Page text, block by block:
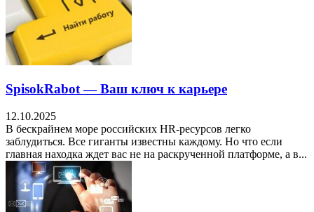
SpisokRabot — Ваш ключ к карьере
12.10.2025
В бескрайнем море российских HR-ресурсов легко
заблудиться. Все гиганты известны каждому. Но что если
главная находка ждет вас не на раскрученной платформе, а в...